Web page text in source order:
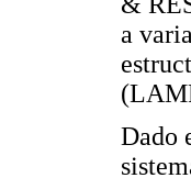
a
Dado